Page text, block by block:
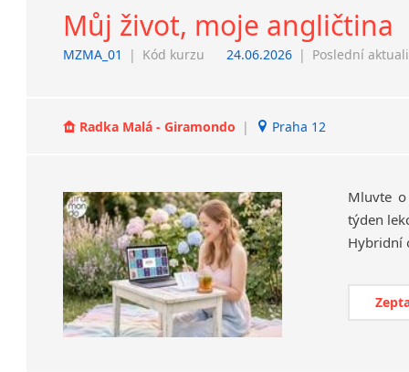
Můj život, moje angličtina
MZMA_01 | Kód kurzu 24.06.2026 | Poslední
Radka Malá - Giramondo | Praha 12
Mluvte
týden